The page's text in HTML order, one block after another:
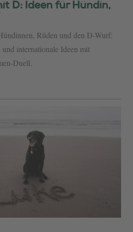
D: Ideen für Hündin,
Rüden und den D-Wurf:
internationale Ideen mit
Duell.